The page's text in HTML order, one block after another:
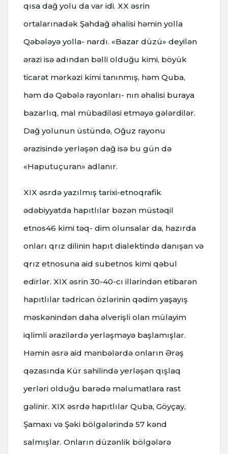
qısa dağ yolu da var idi. XX əsrin
ortalarınadək Şahdağ əhalisi həmin yolla
Qəbələyə yolla- nardı. «Bazar düzü» deyilən
ərazi isə adından bəlli olduğu kimi, böyük
ticarət mərkəzi kimi tanınmış, həm Quba,
həm də Qəbələ rayonları- nın əhalisi buraya
bazarlıq, mal mübadiləsi etməyə gələrdilər.
Dağ yolunun üstündə, Oğuz rayonu
ərazisində yerləşən dağ isə bu gün də
«Haputuçuran» adlanır.
XIX əsrdə yazılmış tarixi-etnoqrafik
ədəbiyyatda hapıtlılar bəzən müstəqil
etnos46 kimi təq- dim olunsalar da, hazırda
onları qrız dilinin hapıt dialektində danışan və
qrız etnosuna aid subetnos kimi qəbul
edirlər. XIX əsrin 30-40-cı illərindən etibarən
hapıtlılar tədricən özlərinin qədim yaşayış
məskənindən daha əlverişli olan mülayim
iqlimli ərazilərdə yerləşməyə başlamışlar.
Həmin əsrə aid mənbələrdə onların Ərəş
qəzasında Kür sahilində yerləşən qışlaq
yerləri olduğu barədə məlumatlara rast
gəlinir. XIX əsrdə hapıtlılar Quba, Göyçay,
Şamaxı və Şəki bölgələrində 57 kənd
salmışlar. Onların düzənlik bölgələrə